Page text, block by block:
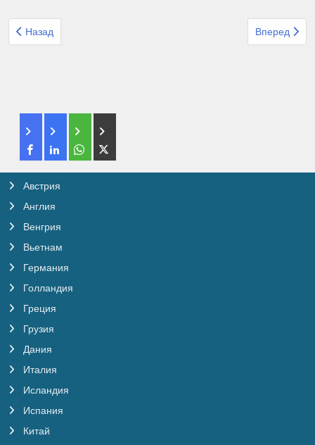
Предыдущий: Организованный тур из Израиля Штурман
Назад Следующий:
Вперед
Австрия
Англия
Венгрия
Вьетнам
Германия
Голландия
Греция
Грузия
Дания
Италия
Исландия
Испания
Китай